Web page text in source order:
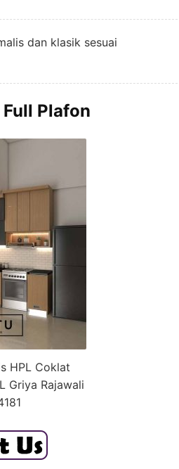
dan klasik sesuai
Plafon
HPL Coklat
Griya Rajawali